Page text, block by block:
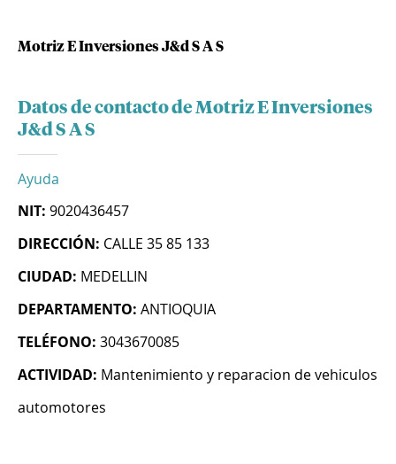
Motriz E Inversiones J&d S A S
Datos de contacto de Motriz E Inversiones
J&d S A S
Ayuda
NIT: 9020436457
DIRECCIÓN: CALLE 35 85 133
CIUDAD: MEDELLIN
DEPARTAMENTO: ANTIOQUIA
TELÉFONO: 3043670085
ACTIVIDAD: Mantenimiento y reparacion de vehiculos
automotores